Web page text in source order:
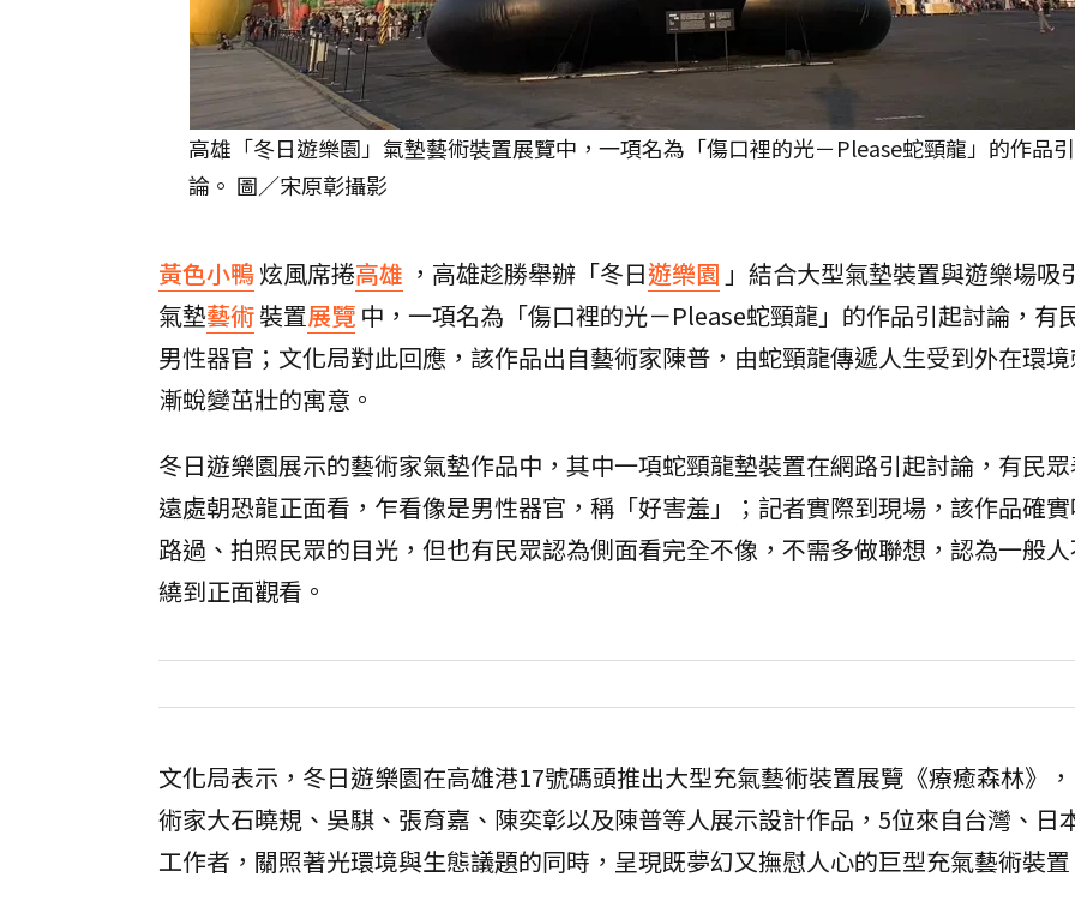
高雄「冬日遊樂園」氣墊藝術裝置展覽中，一項名為「傷口裡的光－Please蛇頸龍」的作品
論。 圖／宋原彰攝影
黃色小鴨炫風席捲高雄 ，高雄趁勝舉辦「冬日遊樂園 」結合大型氣墊裝置與遊樂場吸
氣墊藝術裝置展覽 中，一項名為「傷口裡的光－Please蛇頸龍」的作品引起討論，有
男性器官；文化局對此回應，該作品出自藝術家陳普，由蛇頸龍傳遞人生受到外在環
漸蛻變茁壯的寓意。
冬日遊樂園展示的藝術家氣墊作品中，其中一項蛇頸龍墊裝置在網路引起討論，有民
遠處朝恐龍正面看，乍看像是男性器官，稱「好害羞」；記者實際到現場，該作品確
路過、拍照民眾的目光，但也有民眾認為側面看完全不像，不需多做聯想，認為一般
繞到正面觀看。
文化局表示，冬日遊樂園在高雄港17號碼頭推出大型充氣藝術裝置展覽《療癒森林》
術家大石曉規、吳騏、張育嘉、陳奕彰以及陳普等人展示設計作品，5位來自台灣、日
工作者，關照著光環境與生態議題的同時，呈現既夢幻又撫慰人心的巨型充氣藝術裝